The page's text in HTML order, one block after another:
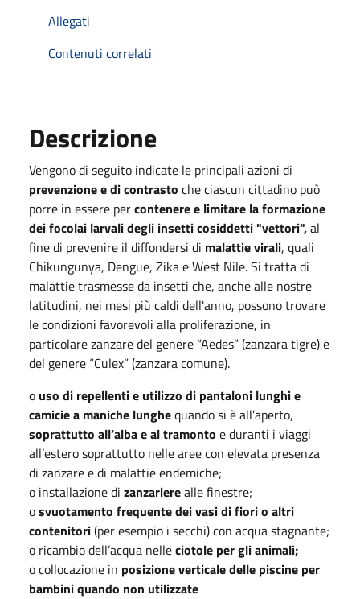
Allegati
Contenuti correlati
Descrizione
Vengono di seguito indicate le principali azioni di
prevenzione e di contrasto che ciascun cittadino può
porre in essere percontenere e limitare la formazione
dei focolai larvali degli insetti cosiddetti "vettori",al
fine di prevenire il diffondersi di malattie virali, quali
Chikungunya, Dengue, Zika e West Nile. Si tratta di
malattie trasmesse da insetti che, anche alle nostre
latitudini, nei mesi più caldi dell'anno, possono trovare
le condizioni favorevoli alla proliferazione, in
particolare zanzare del genere “Aedes” (zanzara tigre) e
del genere “Culex” (zanzara comune).
o uso di repellenti e utilizzo di pantaloni lunghi e
camicie a maniche lunghequando si è all’aperto,
soprattutto all’alba e al tramonto e duranti i viaggi
all’estero soprattutto nelle aree con elevata presenza
di zanzare e di malattie endemiche;
o installazione di zanzarierealle finestre;
osvuotamento frequente dei vasi di fiori o altri
contenitori(per esempio i secchi) con acqua stagnante;
o ricambio dell’acqua nelleciotole per gli animali;
o collocazione in posizione verticale delle piscine per
bambini quando non utilizzate